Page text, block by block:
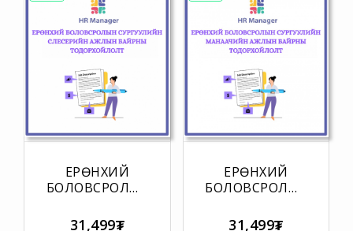
ЕРӨНХИЙ
БОЛОВСРОЛЫН
СЛЕСЕРИЙН
31,499₮
ЕРӨНХИЙ
БОЛОВСРОЛЫН
МАНААЧИЙН
31,499₮